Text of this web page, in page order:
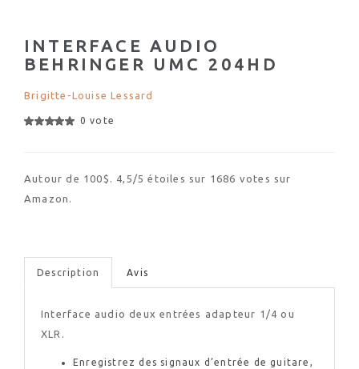
INTERFACE AUDIO
BEHRINGER UMC 204HD
Brigitte-Louise Lessard
0 vote
Autour de 100$. 4,5/5 étoiles sur 1686 votes sur
Amazon.
Description Avis
Interface audio deux entrées adapteur 1/4 ou
XLR.
Enregistrez des signaux d’entrée de guitare,